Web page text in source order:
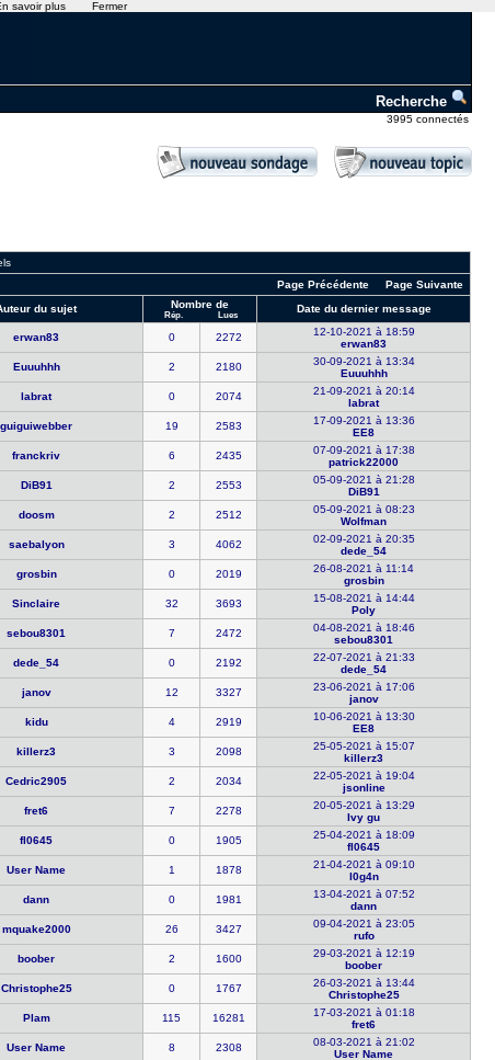
Recherche
3995 connectés
Page Suivante
Page Précédente
du sujet Nombre de
Rép. Lues
Date du dernier message
erwan83 0 2272
12-10-2021 à 18:59
erwan83
Euuuhhh 2 2180
30-09-2021 à 13:34
Euuuhhh
labrat 0 2074
21-09-2021 à 20:14
labrat
guiguiwebb​er 19 2583
17-09-2021 à 13:36
EE8
franckriv 6 2435
07-09-2021 à 17:38
patrick220​00
DiB91 2 2553
05-09-2021 à 21:28
DiB91
doosm 2 2512
05-09-2021 à 08:23
Wolfman
saebalyon 3 4062
02-09-2021 à 20:35
dede_54
grosbin 0 2019
26-08-2021 à 11:14
grosbin
Sinclaire 32 3693
15-08-2021 à 14:44
Poly
sebou8301 7 2472
04-08-2021 à 18:46
sebou8301
dede_54 0 2192
22-07-2021 à 21:33
dede_54
janov 12 3327
23-06-2021 à 17:06
janov
kidu 4 2919
10-06-2021 à 13:30
EE8
killerz3 3 2098
25-05-2021 à 15:07
killerz3
Cedric2905 2 2034
22-05-2021 à 19:04
jsonline
fret6 7 2278
20-05-2021 à 13:29
Ivy gu
fl0645 0 1905
25-04-2021 à 18:09
fl0645
User Name 1 1878
21-04-2021 à 09:10
l0g4n
dann 0 1981
13-04-2021 à 07:52
dann
mquake2000 26 3427
09-04-2021 à 23:05
rufo
boober 2 1600
29-03-2021 à 12:19
boober
Christophe​25 0 1767
26-03-2021 à 13:44
Christophe​25
Plam 115 16281
17-03-2021 à 01:18
fret6
User Name 8 2308
08-03-2021 à 21:02
User Name
savoir plus Fermer